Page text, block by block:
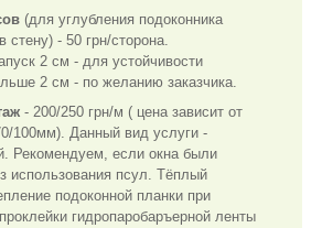
(для углубления подоконника
стену) - 50 грн/сторона.
2 см - для устойчивости
2 см - по желанию заказчика.
- 200/250 грн/м ( цена зависит от
100мм). Данный вид услуги -
Рекомендуем, если окна были
использования псул. Тёплый
подоконной планки при
гидропаробаръерной ленты